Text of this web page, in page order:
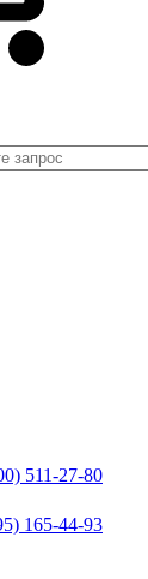
511-27-80
165-44-93